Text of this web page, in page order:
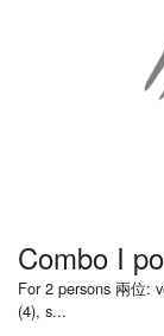
Combo I
For 2 persons 兩位:
(4), s...